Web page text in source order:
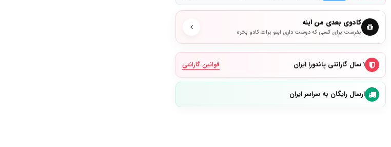
کادوی بعدی من اینه
بفرست برای کسی که دوست داری اینو برات کادو بخره
۱ سال گارانتی پاندورا ایران قوانین گارانتی
ارسال رایگان به سراسر ایران